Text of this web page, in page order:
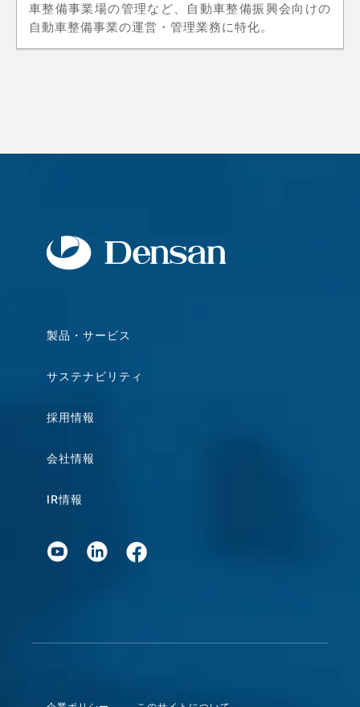
車整備事業場の管理など、自動車整備振興会向けの
自動車整備事業の運営・管理業務に特化。
製品・サービス
サステナビリティ
採用情報
会社情報
IR情報